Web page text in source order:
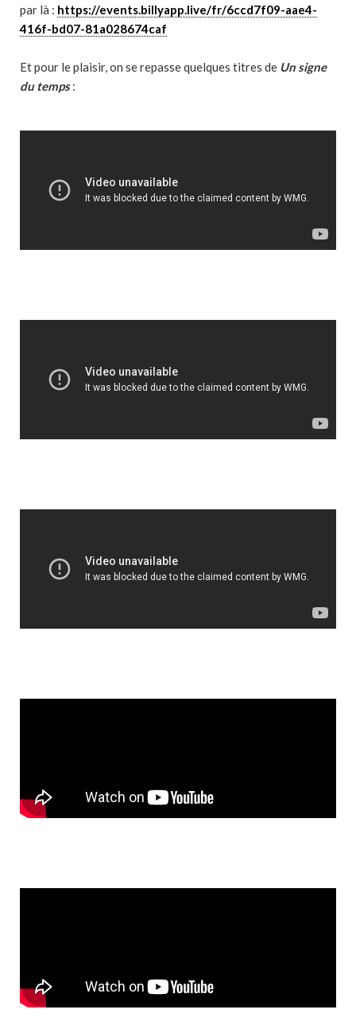
par là : https://events.billyapp.live/fr/6ccd7f09-aae4-
416f-bd07-81a028674caf
Et pour le plaisir, on se repasse quelques titres de Un signe
du temps: